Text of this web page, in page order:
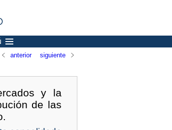
anterior siguiente
y la
de las